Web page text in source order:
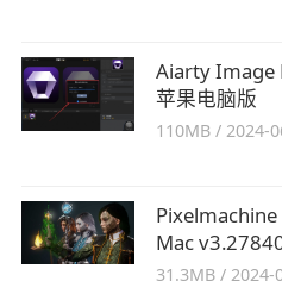
Aiarty Image
苹果电脑版
110MB /2024-
Mac
31.3MB / 2024-